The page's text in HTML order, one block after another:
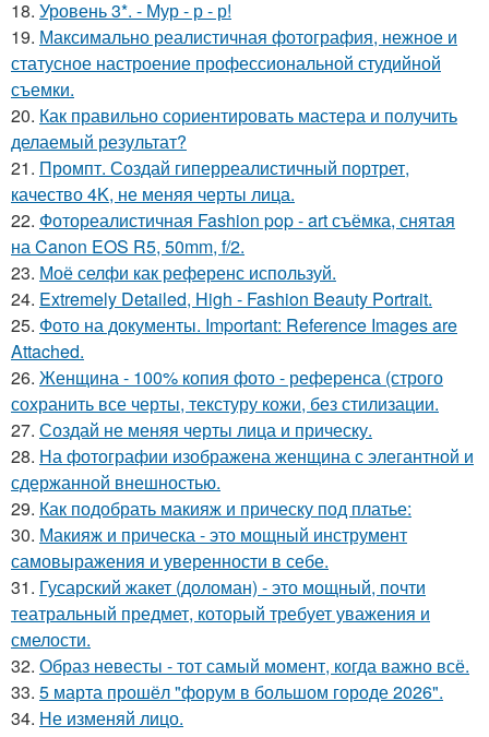
18. Уровень 3*. - Мур - р - р!
19. Максимально реалистичная фотография, нежное и
статусное настроение профессиональной студийной
съемки.
20. Как правильно сориентировать мастера и получить
делаемый результат?
21. Промпт. Создай гиперреалистичный портрет,
качество 4K, не меняя черты лица.
22. Фотореалистичная Fashion pop - art съёмка, снятая
на Canon EOS R5, 50mm, f/2.
23. Моё селфи как референс используй.
24. Extremely Detailed, High - Fashion Beauty Portrait.
25. Фото на документы. Important: Reference Images are
Attached.
26. Женщина - 100% копия фото - референса (строго
сохранить все черты, текстуру кожи, без стилизации.
27. Создай не меняя черты лица и прическу.
28. На фотографии изображена женщина с элегантной и
сдержанной внешностью.
29. Как подобрать макияж и прическу под платье:
30. Макияж и прическа - это мощный инструмент
самовыражения и уверенности в себе.
31. Гусарский жакет (доломан) - это мощный, почти
театральный предмет, который требует уважения и
смелости.
32. Образ невесты - тот самый момент, когда важно всё.
33. 5 марта прошёл "форум в большом городе 2026".
34. Не изменяй лицо.